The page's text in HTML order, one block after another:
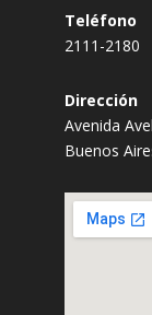
Teléfono
2111-2180
Dirección
Avenida
Buenos